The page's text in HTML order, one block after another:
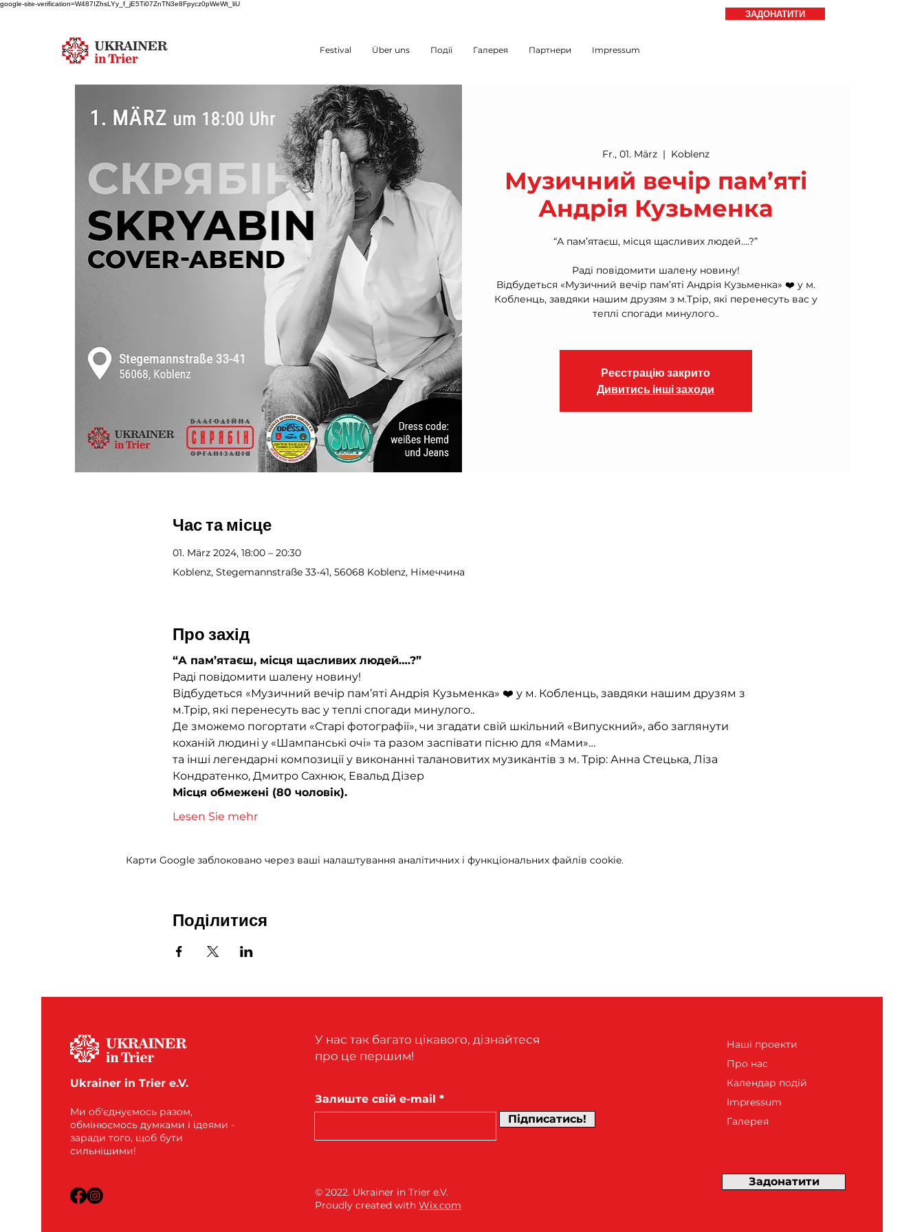
google-site-verification=W487IZhsLYy_f_jE5Ti07ZnTN3e8Fpycz0pWeWt_liU
Festival Über uns Події Галерея Партнери Impressum
ЗАДОНАТИТИ
Fr., 01. März
  |
Koblenz
Музичний вечір пам’яті
Андрія Кузьменка
“А пам’ятаєш, місця щасливих людей….?”
Раді повідомити шалену новину!
Відбудеться «Музичний вечір пам’яті Андрія Кузьменка» ❤️ у м.
Кобленць, завдяки нашим друзям з м.Трір, які перенесуть вас у
теплі спогади минулого..
Реєстрацію закрито
Дивитись інші заходи
Час та місце
01. März 2024, 18:00 – 20:30
Koblenz, Stegemannstraße 33-41, 56068 Koblenz, Німеччина
Про захід
“А пам’ятаєш, місця щасливих людей….?”
Раді повідомити шалену новину!
Відбудеться «Музичний вечір пам’яті Андрія Кузьменка» ❤️ у м. Кобленць, завдяки нашим друзям з
м.Трір, які перенесуть вас у теплі спогади минулого..
Де зможемо погортати «Старі фотографії», чи згадати свій шкільний «Випускний», або заглянути
коханій людині у «Шампанські очі» та разом заспівати пісню для «Мами»…
та інші легендарні композиції у виконанні талановитих музикантів з м. Трір: Анна Стецька, Ліза
Кондратенко, Дмитро Сахнюк, Евальд Дізер
Місця обмежені (80 чоловік).
Lesen Sie mehr
Карти Google заблоковано через ваші налаштування аналітичних і функціональних файлів cookie.
Поділитися
Ukrainer in Trier e.V.
Ми об'єднуємось разом,
обмінюємось думками і ідеями -
заради того, щоб бути
сильнішими!
У нас так багато цікавого, дізнайтеся
про це першим!
Залиште свій e-mail
Підписатись!
© 2022. Ukrainer in Trier e.V.
Proudly created withWix.com
Задонатити
Наші проекти
Про нас
Календар подій
Impressum
Галерея